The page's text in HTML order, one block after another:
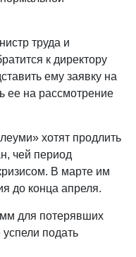
труда и
к директору
ему заявку на
ее на рассмотрение
хотят продлить
чей период
В марте им
до конца апреля.
для потерявших
подать